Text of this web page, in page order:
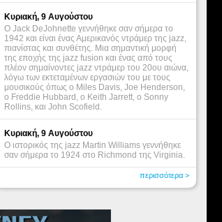
Κυριακή, 9 Αυγούστου
Ο Jack DeJohnette γεννήθηκε σαν σήμερα το
1942 και είναι ένας Αμερικανός ντράμερ της jazz,
πιανίστας και συνθέτης. Μια σημαντική μορφή
της εποχής της jazz fusion και ένας από τους
πλέον σημαίνοντες jazz ντράμερ του 20ου αιώνα,
λόγω των εκτεταμένων εργασιών του με τους
μουσικούς όπως ο Miles Davis, Joe Henderson,
ο Freddie Hubbard, ο Keith Jarrett, o Sonny
Rollins, και John Scofield.
Κυριακή, 9 Αυγούστου
Ο ιστορικός της jazz Martin Williams γεννήθηκε
σαν σήμερα το 1924 στο Richmond της Virginia.
περισσότερα >